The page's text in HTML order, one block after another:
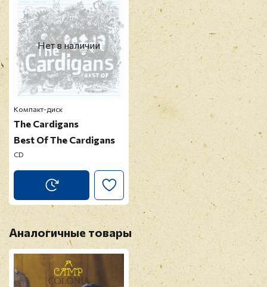
Прикрепить фото
Оставить отзыв
Перед публикацией отзывы проходят
модерацию
Нет в наличии
Компакт-диск
The Cardigans
Best Of The Cardigans
CD
Аналогичные товары